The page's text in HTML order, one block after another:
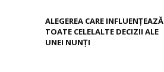
ALEGEREA CARE INFLUENȚEAZĂ
TOATE CELELALTE DECIZII ALE
UNEI NUNȚI